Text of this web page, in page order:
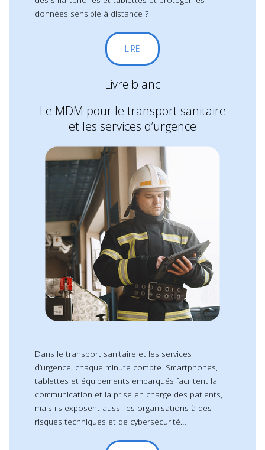
données sensible à distance ?
LIRE
Livre blanc
Le MDM pour le transport sanitaire
et les services d’urgence
Dans le transport sanitaire et les services
d’urgence, chaque minute compte. Smartphones,
tablettes et équipements embarqués facilitent la
communication et la prise en charge des patients,
mais ils exposent aussi les organisations à des
risques techniques et de cybersécurité…